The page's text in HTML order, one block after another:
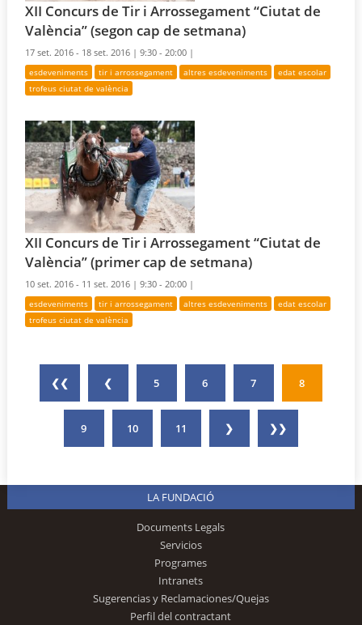
XII Concurs de Tir i Arrossegament “Ciutat de
València” (segon cap de setmana)
17 set. 2016 - 18 set. 2016 |9:30 - 20:00 |
esdeveniments tir i arrossegament altres esdeveniments
edat escolar
trofeus ciutat de valència
XII Concurs de Tir i Arrossegament “Ciutat de
València” (primer cap de setmana)
10 set. 2016 - 11 set. 2016 |9:30 - 20:00 |
esdeveniments tir i arrossegament altres esdeveniments
edat escolar
trofeus ciutat de valència
❮❮ ❮ 5 6 7 8
9 10 11 ❯ ❯❯
LA FUNDACIÓ
Documents Legals
Servicios
Programes
Intranets
Sugerencias y Reclamaciones/Quejas
Perfil del contractant